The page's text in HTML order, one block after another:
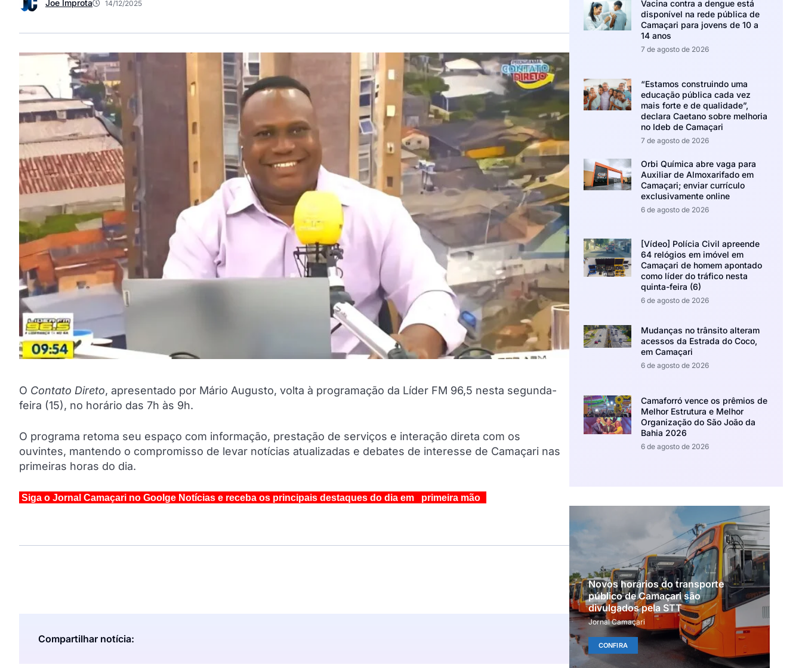
Joe Improta 14/12/2025
O Contato Direto, apresentado por Mário Augusto, volta à programação da Líder FM 96,5 nesta segunda-
feira (15), no horário das 7h às 9h.
O programa retoma seu espaço com informação, prestação de serviços e interação direta com os
ouvintes, mantendo o compromisso de levar notícias atualizadas e debates de interesse de Camaçari nas
primeiras horas do dia.
Siga o Jornal Camaçari no Goolge Notícias e receba os principais destaques do dia em primeira mão
Compartilhar notícia:
Vacina contra a dengue está
disponível na rede pública de
Camaçari para jovens de 10 a
14 anos
7 de agosto de 2026
“Estamos construindo uma
educação pública cada vez
mais forte e de qualidade”,
declara Caetano sobre melhoria
no Ideb de Camaçari
7 de agosto de 2026
Orbi Química abre vaga para
Auxiliar de Almoxarifado em
Camaçari; enviar currículo
exclusivamente online
6 de agosto de 2026
[Vídeo] Polícia Civil apreende
64 relógios em imóvel em
Camaçari de homem apontado
como líder do tráfico nesta
quinta-feira (6)
6 de agosto de 2026
Mudanças no trânsito alteram
acessos da Estrada do Coco,
em Camaçari
6 de agosto de 2026
Camaforró vence os prêmios de
Melhor Estrutura e Melhor
Organização do São João da
Bahia 2026
6 de agosto de 2026
Novos horários do transporte
público de Camaçari são
divulgados pela STT
Jornal Camaçari
CONFIRA